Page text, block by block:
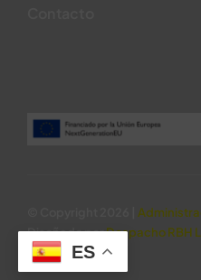
Diseñado porDespacho RBH
ES